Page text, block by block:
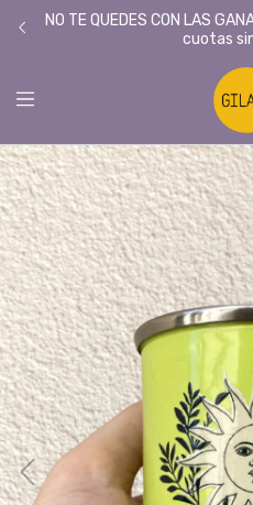
NO TE QUEDES CON LAS
cuotas